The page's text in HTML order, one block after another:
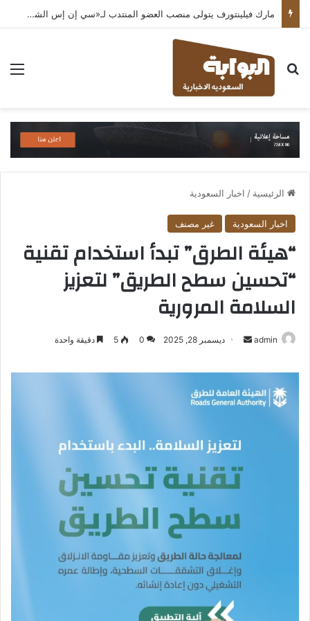
مارك فيلينتورف يتولى منصب العضو المنتدب لـ«سي إن إس الشرق الأوسط» ويشرف على شركات قطاع التكنولوجيا ضمن مجموعة غباش
بحث عن
الرئيسية / اخبار السعودية
اخبار السعودية غير مصنف
“هيئة الطرق” تبدأ استخدام تقنية
“تحسين سطح الطريق” لتعزيز
السلامة المرورية
admin
أرسل
إلكترونيا
ديسمبر 28, 2025 0
5 دقيقة واحدة